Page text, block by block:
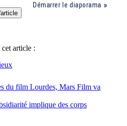
Démarrer le diaporama
cet article :
du film Lourdes, Mars Film va
implique des corps